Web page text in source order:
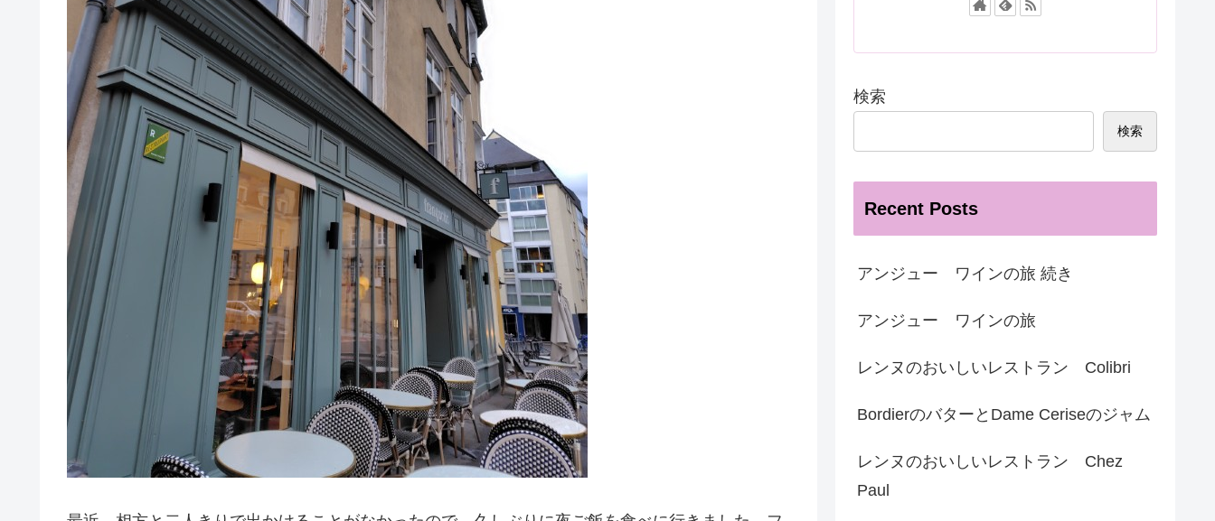
検索
検索
Recent Posts
アンジュー ワインの旅 続き
アンジュー ワインの旅
レンヌのおいしいレストラン Colibri
BordierのバターとDame Ceriseのジャム
レンヌのおいしいレストラン Chez
Paul